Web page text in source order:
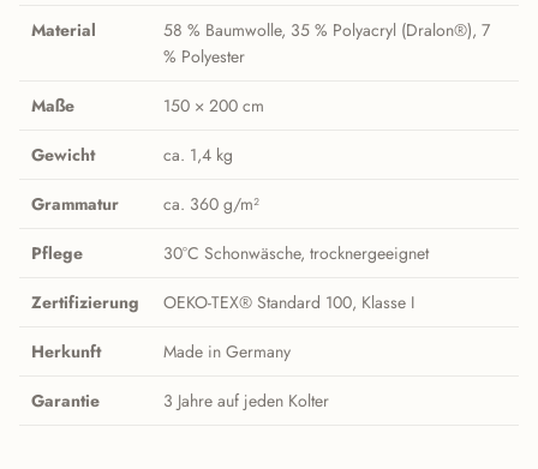
Material
58 % Baumwolle, 35 % Polyacryl (Dralon®), 7
% Polyester
Maße 150 × 200 cm
Gewicht ca. 1,4 kg
Grammatur ca. 360 g/m²
Pflege 30°C Schonwäsche, trocknergeeignet
Zertifizierung OEKO-TEX® Standard 100, Klasse I
Herkunft Made in Germany
Garantie 3 Jahre auf jeden Kolter